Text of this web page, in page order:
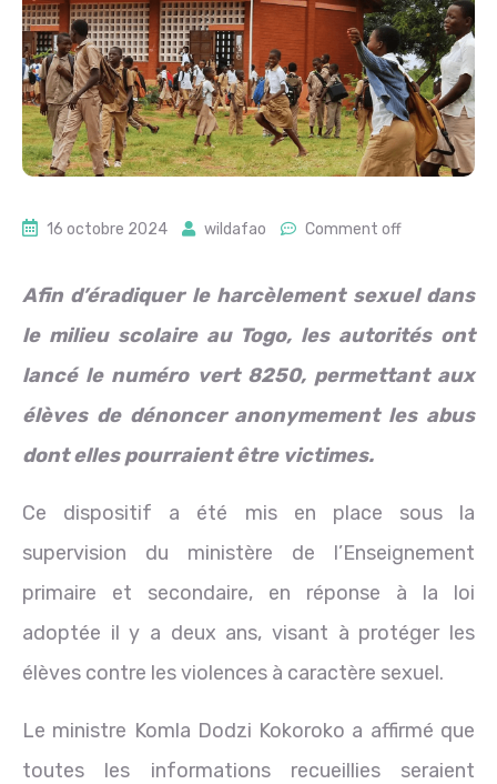
16 octobre 2024 wildafao Comment off
Afin d’éradiquer le harcèlement sexuel dans
le milieu scolaire au Togo, les autorités ont
lancé le numéro vert 8250, permettant aux
élèves de dénoncer anonymement les abus
dont elles pourraient être victimes.
Ce dispositif a été mis en place sous la
supervision du ministère de l’Enseignement
primaire et secondaire, en réponse à la loi
adoptée il y a deux ans, visant à protéger les
élèves contre les violences à caractère sexuel.
Le ministre Komla Dodzi Kokoroko a affirmé que
toutes les informations recueillies seraient